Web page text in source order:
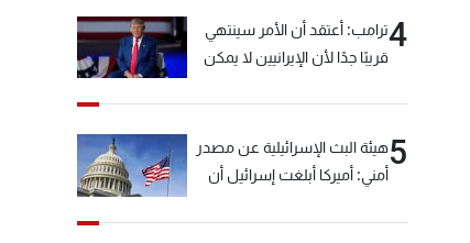
4ترامب: أعتقد أن الأمر سينتهي
قريبًا جدًا لأن الإيرانيين لا يمكن
5هيئة البث الإسرائيلية عن مصدر
أمني: أميركا أبلغت إسرائيل أن